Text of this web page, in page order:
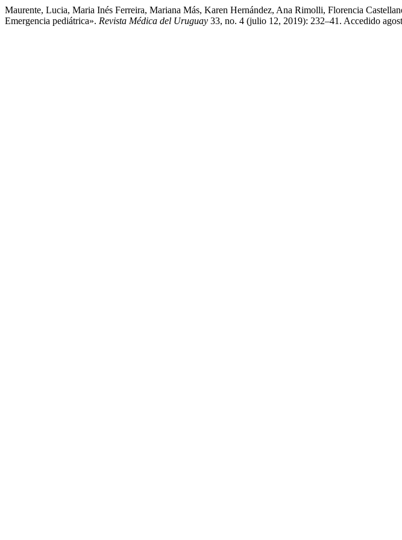
Maurente, Lucia, Maria Inés Ferreira, Mariana Más, Karen Hernández, Ana Rimolli, Florencia
Emergencia pediátrica». Revista Médica del Uruguay 33, no. 4 (julio 12, 2019): 232–41. Accedido